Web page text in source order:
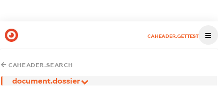
CAHEADER.GETTEST
CAHEADER.SEARCH
document.dossier